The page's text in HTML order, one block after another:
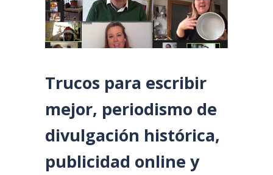
Trucos para escribir
mejor, periodismo de
divulgación histórica,
publicidad online y